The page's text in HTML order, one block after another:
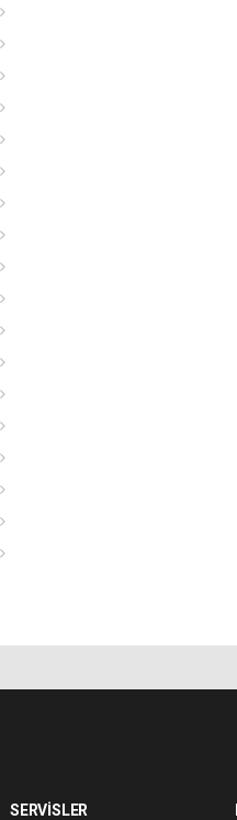
SERVİSLER